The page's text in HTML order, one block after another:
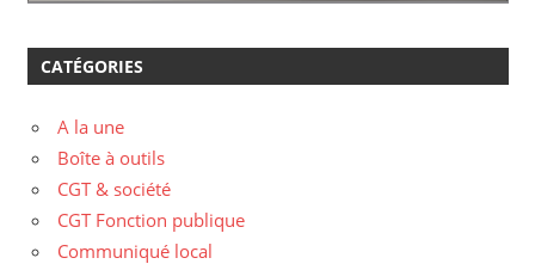
CATÉGORIES
A la une
Boîte à outils
CGT & société
CGT Fonction publique
Communiqué local